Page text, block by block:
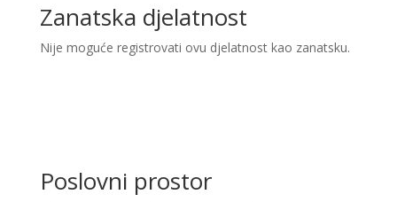
Zanatska djelatnost
Nije moguće registrovati ovu djelatnost kao zanatsku.
Poslovni prostor